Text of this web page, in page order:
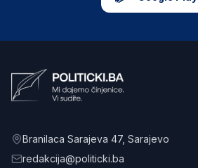
Branilaca Sarajeva 47, Sarajevo
redakcija@politicki.ba